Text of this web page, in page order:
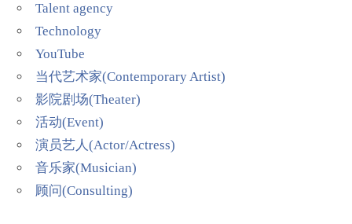
Talent agency
Technology
YouTube
当代艺术家(Contemporary Artist)
影院剧场(Theater)
活动(Event)
演员艺人(Actor/Actress)
音乐家(Musician)
顾问(Consulting)